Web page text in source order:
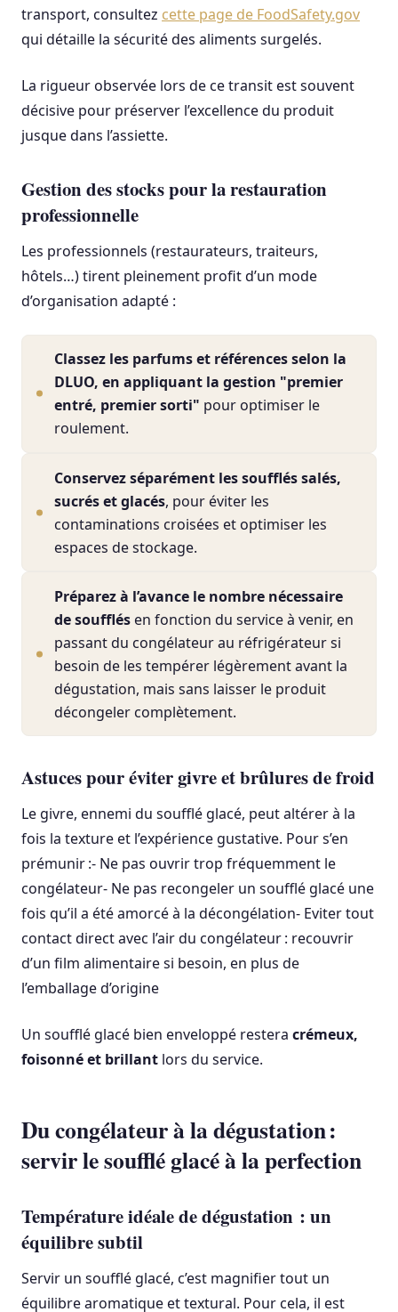
transport, consultez cette page de FoodSafety.gov
qui détaille la sécurité des aliments surgelés.
La rigueur observée lors de ce transit est souvent
décisive pour préserver l’excellence du produit
jusque dans l’assiette.
Gestion des stocks pour la restauration
professionnelle
Les professionnels (restaurateurs, traiteurs,
hôtels…) tirent pleinement profit d’un mode
d’organisation adapté :
Classez les parfums et références selon la
DLUO, en appliquant la gestion "premier
entré, premier sorti" pour optimiser le
roulement.
Conservez séparément les soufflés salés,
sucrés et glacés, pour éviter les
contaminations croisées et optimiser les
espaces de stockage.
Préparez à l’avance le nombre nécessaire
de soufflés en fonction du service à venir, en
passant du congélateur au réfrigérateur si
besoin de les tempérer légèrement avant la
dégustation, mais sans laisser le produit
décongeler complètement.
Astuces pour éviter givre et brûlures de froid
Le givre, ennemi du soufflé glacé, peut altérer à la
fois la texture et l’expérience gustative. Pour s’en
prémunir :- Ne pas ouvrir trop fréquemment le
congélateur- Ne pas recongeler un soufflé glacé une
fois qu’il a été amorcé à la décongélation- Eviter tout
contact direct avec l’air du congélateur : recouvrir
d’un film alimentaire si besoin, en plus de
l’emballage d’origine
Un soufflé glacé bien enveloppé restera crémeux,
foisonné et brillant lors du service.
Du congélateur à la dégustation :
servir le soufflé glacé à la perfection
Température idéale de dégustation : un
équilibre subtil
Servir un soufflé glacé, c’est magnifier tout un
équilibre aromatique et textural. Pour cela, il est